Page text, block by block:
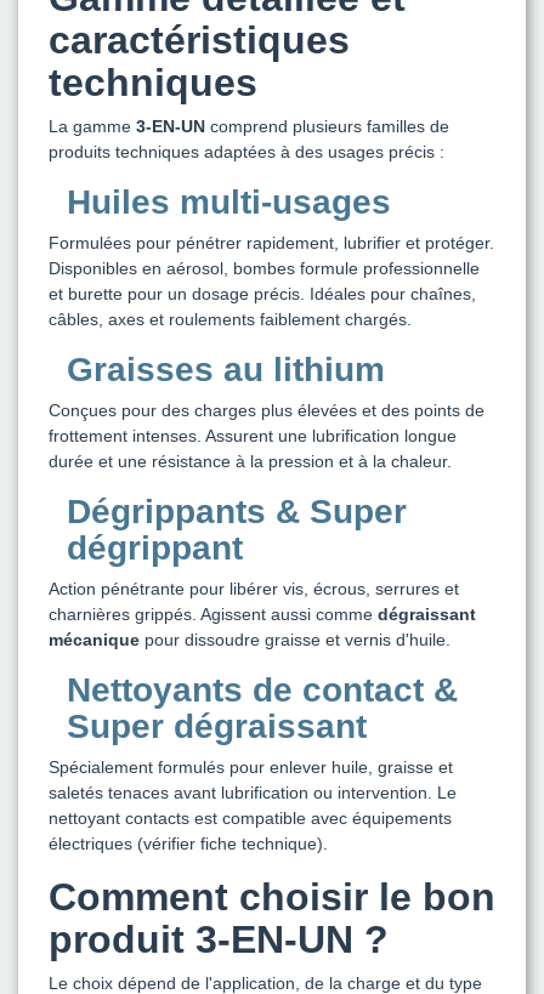
caractéristiques
techniques
La gamme 3-EN-UN comprend plusieurs familles de
produits techniques adaptées à des usages précis :
Huiles multi-usages
Formulées pour pénétrer rapidement, lubrifier et protéger.
Disponibles en aérosol, bombes formule professionnelle
et burette pour un dosage précis. Idéales pour chaînes,
câbles, axes et roulements faiblement chargés.
Graisses au lithium
Conçues pour des charges plus élevées et des points de
frottement intenses. Assurent une lubrification longue
durée et une résistance à la pression et à la chaleur.
Dégrippants & Super
dégrippant
Action pénétrante pour libérer vis, écrous, serrures et
charnières grippés. Agissent aussi comme dégraissant
mécanique pour dissoudre graisse et vernis d'huile.
Nettoyants de contact &
Super dégraissant
Spécialement formulés pour enlever huile, graisse et
saletés tenaces avant lubrification ou intervention. Le
nettoyant contacts est compatible avec équipements
électriques (vérifier fiche technique).
Comment choisir le bon
produit 3-EN-UN ?
Le choix dépend de l'application, de la charge et du type